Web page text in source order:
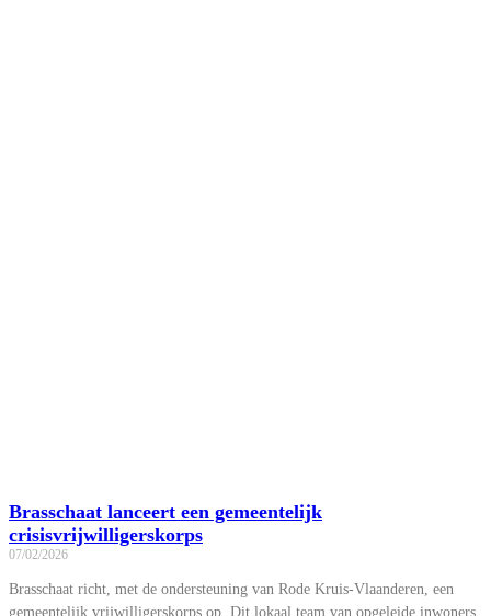
Brasschaat lanceert een gemeentelijk
crisisvrijwilligerskorps
07/02/2026
Brasschaat richt, met de ondersteuning van Rode Kruis-Vlaanderen, een
gemeentelijk vrijwilligerskorps op. Dit lokaal team van opgeleide inwoners